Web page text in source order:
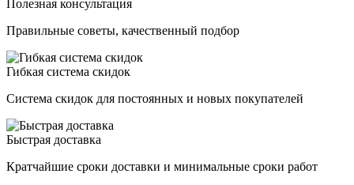
Полезная консультация
Правильные советы, качественный подбор
Гибкая система скидок
Система скидок для постоянных и новых покупателей
Быстрая доставка
Кратчайшие сроки доставки и минимальные сроки работ